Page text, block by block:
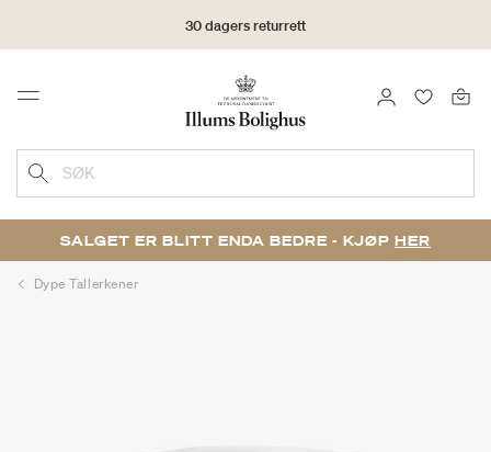
30 dagers returrett
Menu LOGG INN
SØK
SALGET ER BLITT ENDA BEDRE - KJØP HER
Dype Tallerkener